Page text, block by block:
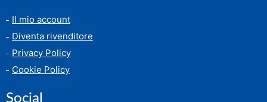
Il mio account
Diventa rivenditore
Privacy Policy
Cookie Policy
Social